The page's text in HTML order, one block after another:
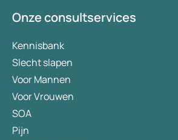
Onze consultservices
Kennisbank
Slecht slapen
Voor Mannen
Voor Vrouwen
SOA
Pijn